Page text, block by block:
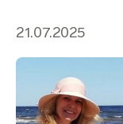
21.07.2025